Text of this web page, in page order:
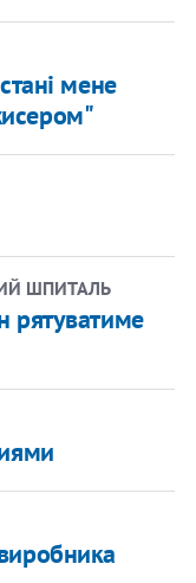
мене
ШПИТАЛЬ
рятуватиме